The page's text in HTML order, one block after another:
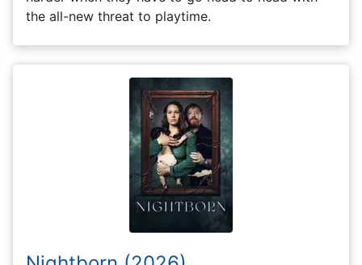
the all-new threat to playtime.